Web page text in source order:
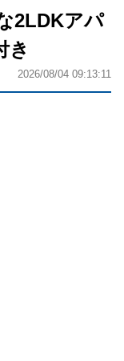
2LDKアパ
き
2026/08/04 09:13:11